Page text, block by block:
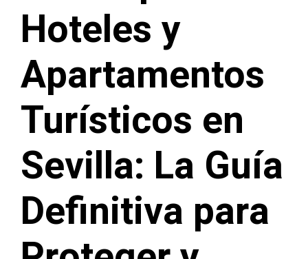
Hoteles y
Apartamentos
Turísticos en
Sevilla: La Guía
Definitiva para